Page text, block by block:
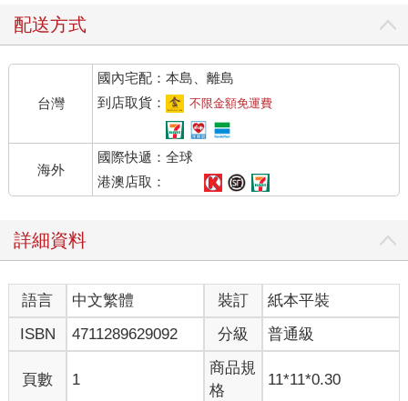
配送方式
台灣
國內宅配：本島、離島
到店取貨：
不限金額免運費
海外
國際快遞：全球
港澳店取：
詳細資料
語言 中文繁體 裝訂
紙本平裝
ISBN
4711289629092 分級 普通級
頁數 1
商品規
格
11*11*0.30